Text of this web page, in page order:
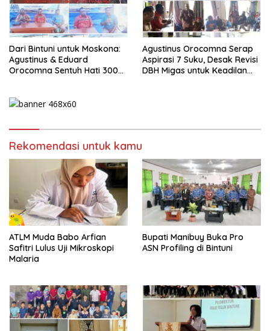
Dari Bintuni untuk Moskona:
Agustinus & Eduard
Orocomna Sentuh Hati 300
Agustinus Orocomna Serap
Aspirasi 7 Suku, Desak Revisi
DBH Migas untuk Keadilan
Rekomendasi untuk kamu
ATLM Muda Babo Arfian
Safitri Lulus Uji Mikroskopi
Malaria
Bupati Manibuy Buka Pro
ASN Profiling di Bintuni